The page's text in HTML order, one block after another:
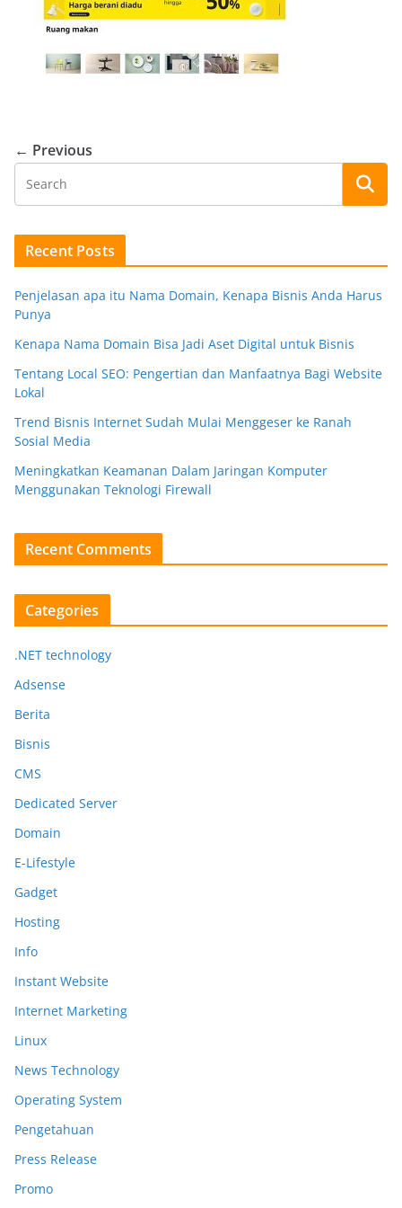
← Previous
Recent Posts
Penjelasan apa itu Nama Domain, Kenapa Bisnis Anda Harus
Punya
Kenapa Nama Domain Bisa Jadi Aset Digital untuk Bisnis
Tentang Local SEO: Pengertian dan Manfaatnya Bagi Website
Lokal
Trend Bisnis Internet Sudah Mulai Menggeser ke Ranah
Sosial Media
Meningkatkan Keamanan Dalam Jaringan Komputer
Menggunakan Teknologi Firewall
Recent Comments
Categories
.NET technology
Adsense
Berita
Bisnis
CMS
Dedicated Server
Domain
E-Lifestyle
Gadget
Hosting
Info
Instant Website
Internet Marketing
Linux
News Technology
Operating System
Pengetahuan
Press Release
Promo